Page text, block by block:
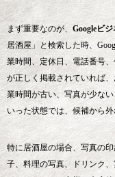
まず重要なのが、 Googleビ
居酒屋」と検索した時、
業時間、定休日、電話番号
が正しく掲載されていれば
業時間が古い、写真が少な
いった状態では、候補から
特に居酒屋の場合、写真の
子、料理の写真、ドリンク